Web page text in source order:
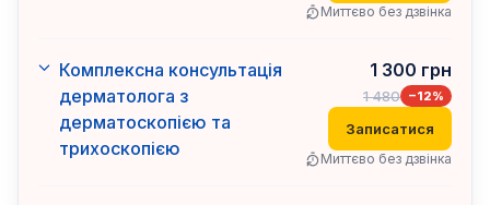
Миттєво без дзвінка
Комплексна консультація
дерматолога з
дерматоскопією та
трихоскопією
1 300 грн
1 480 −12%
Записатися
Миттєво без дзвінка